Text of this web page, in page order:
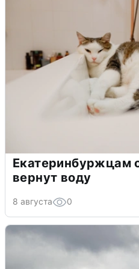
Екатеринбуржцам
вернут воду
8 августа 0